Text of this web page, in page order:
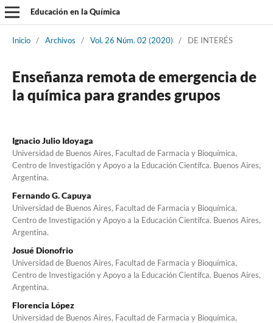
Educación en la Química
Inicio / Archivos / Vol. 26 Núm. 02 (2020) / DE INTERÉS
Enseñanza remota de emergencia de
la química para grandes grupos
Ignacio Julio Idoyaga
Universidad de Buenos Aires, Facultad de Farmacia y Bioquímica,
Centro de Investigación y Apoyo a la Educación Científca. Buenos Aires,
Argentina.
Fernando G. Capuya
Universidad de Buenos Aires, Facultad de Farmacia y Bioquímica,
Centro de Investigación y Apoyo a la Educación Científca. Buenos Aires,
Argentina.
Josué Dionofrio
Universidad de Buenos Aires, Facultad de Farmacia y Bioquímica,
Centro de Investigación y Apoyo a la Educación Científca. Buenos Aires,
Argentina.
Florencia López
Universidad de Buenos Aires, Facultad de Farmacia y Bioquímica,